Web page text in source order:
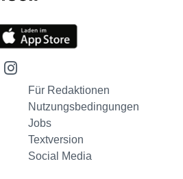
Für Redaktionen
Nutzungsbedingungen
Jobs
Textversion
Social Media